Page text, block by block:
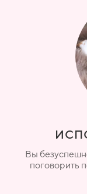
Вы
поговорить